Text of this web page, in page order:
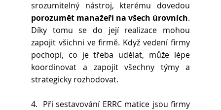
porozumět manažeři na všech úrovních.
Díky tomu se do její realizace mohou
zapojit všichni ve firmě. Když vedení firmy
pochopí, co je třeba udělat, může lépe
koordinovat a zapojit všechny týmy a
strategicky rozhodovat.
4.  Při sestavování ERRC matice jsou firmy